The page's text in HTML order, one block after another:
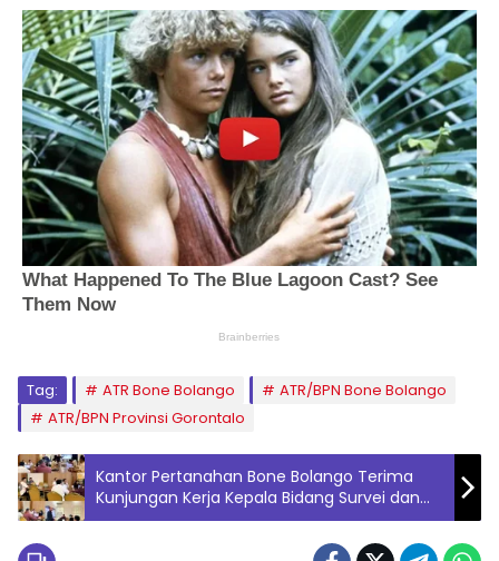
Tag: ATR Bone Bolango
ATR/BPN Bone Bolango
ATR/BPN Provinsi Gorontalo
Kantor Pertanahan Bone Bolango Terima
Kunjungan Kerja Kepala Bidang Survei dan
Pemetaan, Fokus Percepatan Penyelesaian